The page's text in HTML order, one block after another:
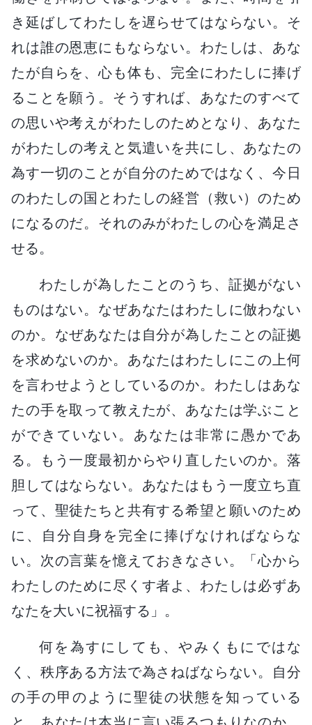
き延ばしてわたしを遅らせてはならない。そ
れは誰の恩恵にもならない。わたしは、あな
たが自らを、心も体も、完全にわたしに捧げ
ることを願う。そうすれば、あなたのすべて
の思いや考えがわたしのためとなり、あなた
がわたしの考えと気遣いを共にし、あなたの
為す一切のことが自分のためではなく、今日
のわたしの国とわたしの経営（救い）のため
になるのだ。それのみがわたしの心を満足さ
せる。
わたしが為したことのうち、証拠がない
ものはない。なぜあなたはわたしに倣わない
のか。なぜあなたは自分が為したことの証拠
を求めないのか。あなたはわたしにこの上何
を言わせようとしているのか。わたしはあな
たの手を取って教えたが、あなたは学ぶこと
ができていない。あなたは非常に愚かであ
る。もう一度最初からやり直したいのか。落
胆してはならない。あなたはもう一度立ち直
って、聖徒たちと共有する希望と願いのため
に、自分自身を完全に捧げなければならな
い。次の言葉を憶えておきなさい。「心から
わたしのために尽くす者よ、わたしは必ずあ
なたを大いに祝福する」。
何を為すにしても、やみくもにではな
く、秩序ある方法で為さねばならない。自分
の手の甲のように聖徒の状態を知っている